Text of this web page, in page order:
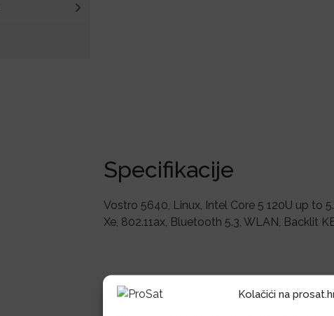
Kolačići na
Specifikacije
Vostro 5640, Linux, Intel Core 5 120U up to
Xe, 802.11ax, Bluetooth 5.3, WLAN, Backlit
Povezani proizvodi